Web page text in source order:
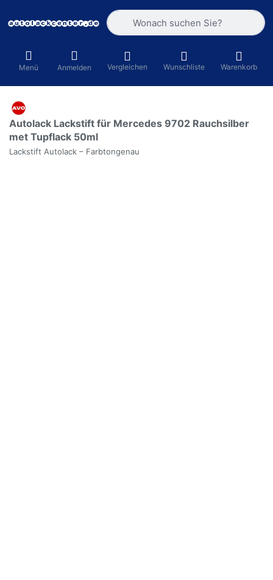
Geben Sie einen Suchbegriff ein.
Menü Anmelden Vergleichen Wunschliste Warenkorb
Autolack Lackstift für Mercedes 9702 Rauchsilber
met Tupflack 50ml
Lackstift Autolack – Farbtongenau